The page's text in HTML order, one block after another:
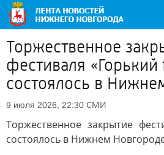
Торжественное
фестиваля «Горький
состоялось в
9 июля 2026, 22:30 СМИ
Торжественное закрытие
состоялось в Нижнем